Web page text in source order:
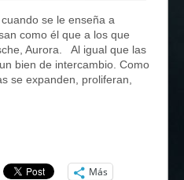
se le enseña a
como él que a los que
Aurora. Al igual que las
bien de intercambio. Como
se expanden, proliferan,
Más